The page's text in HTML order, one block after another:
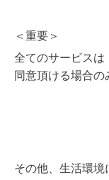
＜重要＞
全てのサービスは
同意頂ける場合の
その他、生活環境